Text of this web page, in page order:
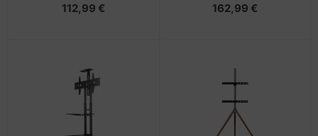
112,99 €
Zierabdeckung)
162,99 €